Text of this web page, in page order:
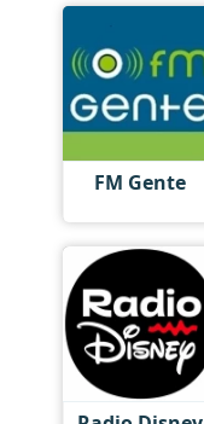
FM Gente